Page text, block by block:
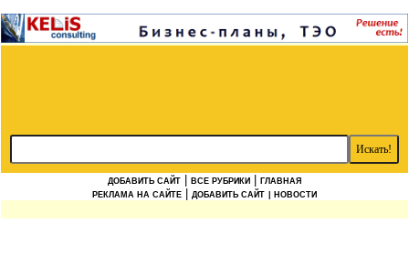
ДОБАВИТЬ САЙТ ВСЕ РУБРИКИ
ГЛАВНАЯ
РЕКЛАМА НА САЙТЕ
ДОБАВИТЬ САЙТ | НОВОСТИ